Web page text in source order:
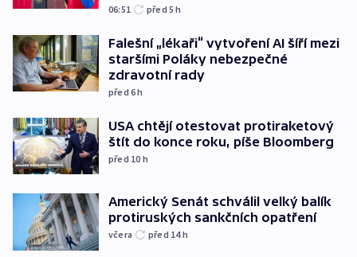
06:51 před 5h
Falešní „lékaři“ vytvoření AI šíří mezi
staršími Poláky nebezpečné
zdravotní rady
před 6h
USA chtějí otestovat protiraketový
štít do konce roku, píše Bloomberg
před 10 h
Americký Senát schválil velký balík
protiruských sankčních opatření
včera před 14h